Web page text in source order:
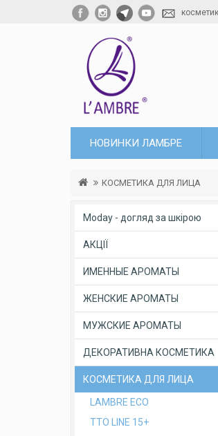
НОВИНКИ ЛАМБРЕ
КОСМЕТИКА ДЛЯ ЛИЦА
Moday - догляд за шкірою
АКЦІЇ
ИМЕННЫЕ АРОМАТЫ
ЖЕНСКИЕ АРОМАТЫ
МУЖСКИЕ АРОМАТЫ
ДЕКОРАТИВНА КОСМЕТИКА
КОСМЕТИКА ДЛЯ ЛИЦА
LAMBRE ECO
TTO LINE 15+